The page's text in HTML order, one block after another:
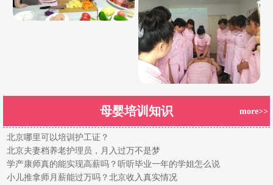
母婴培训知识 more>>
北京哪里可以培训护工证？
北京夫妻档养老护理员，月入过万不是梦
学产康师真的能实现高薪吗？听听毕业一年的学姐怎么说
小儿推拿师月薪能过万吗？北京收入真实情况